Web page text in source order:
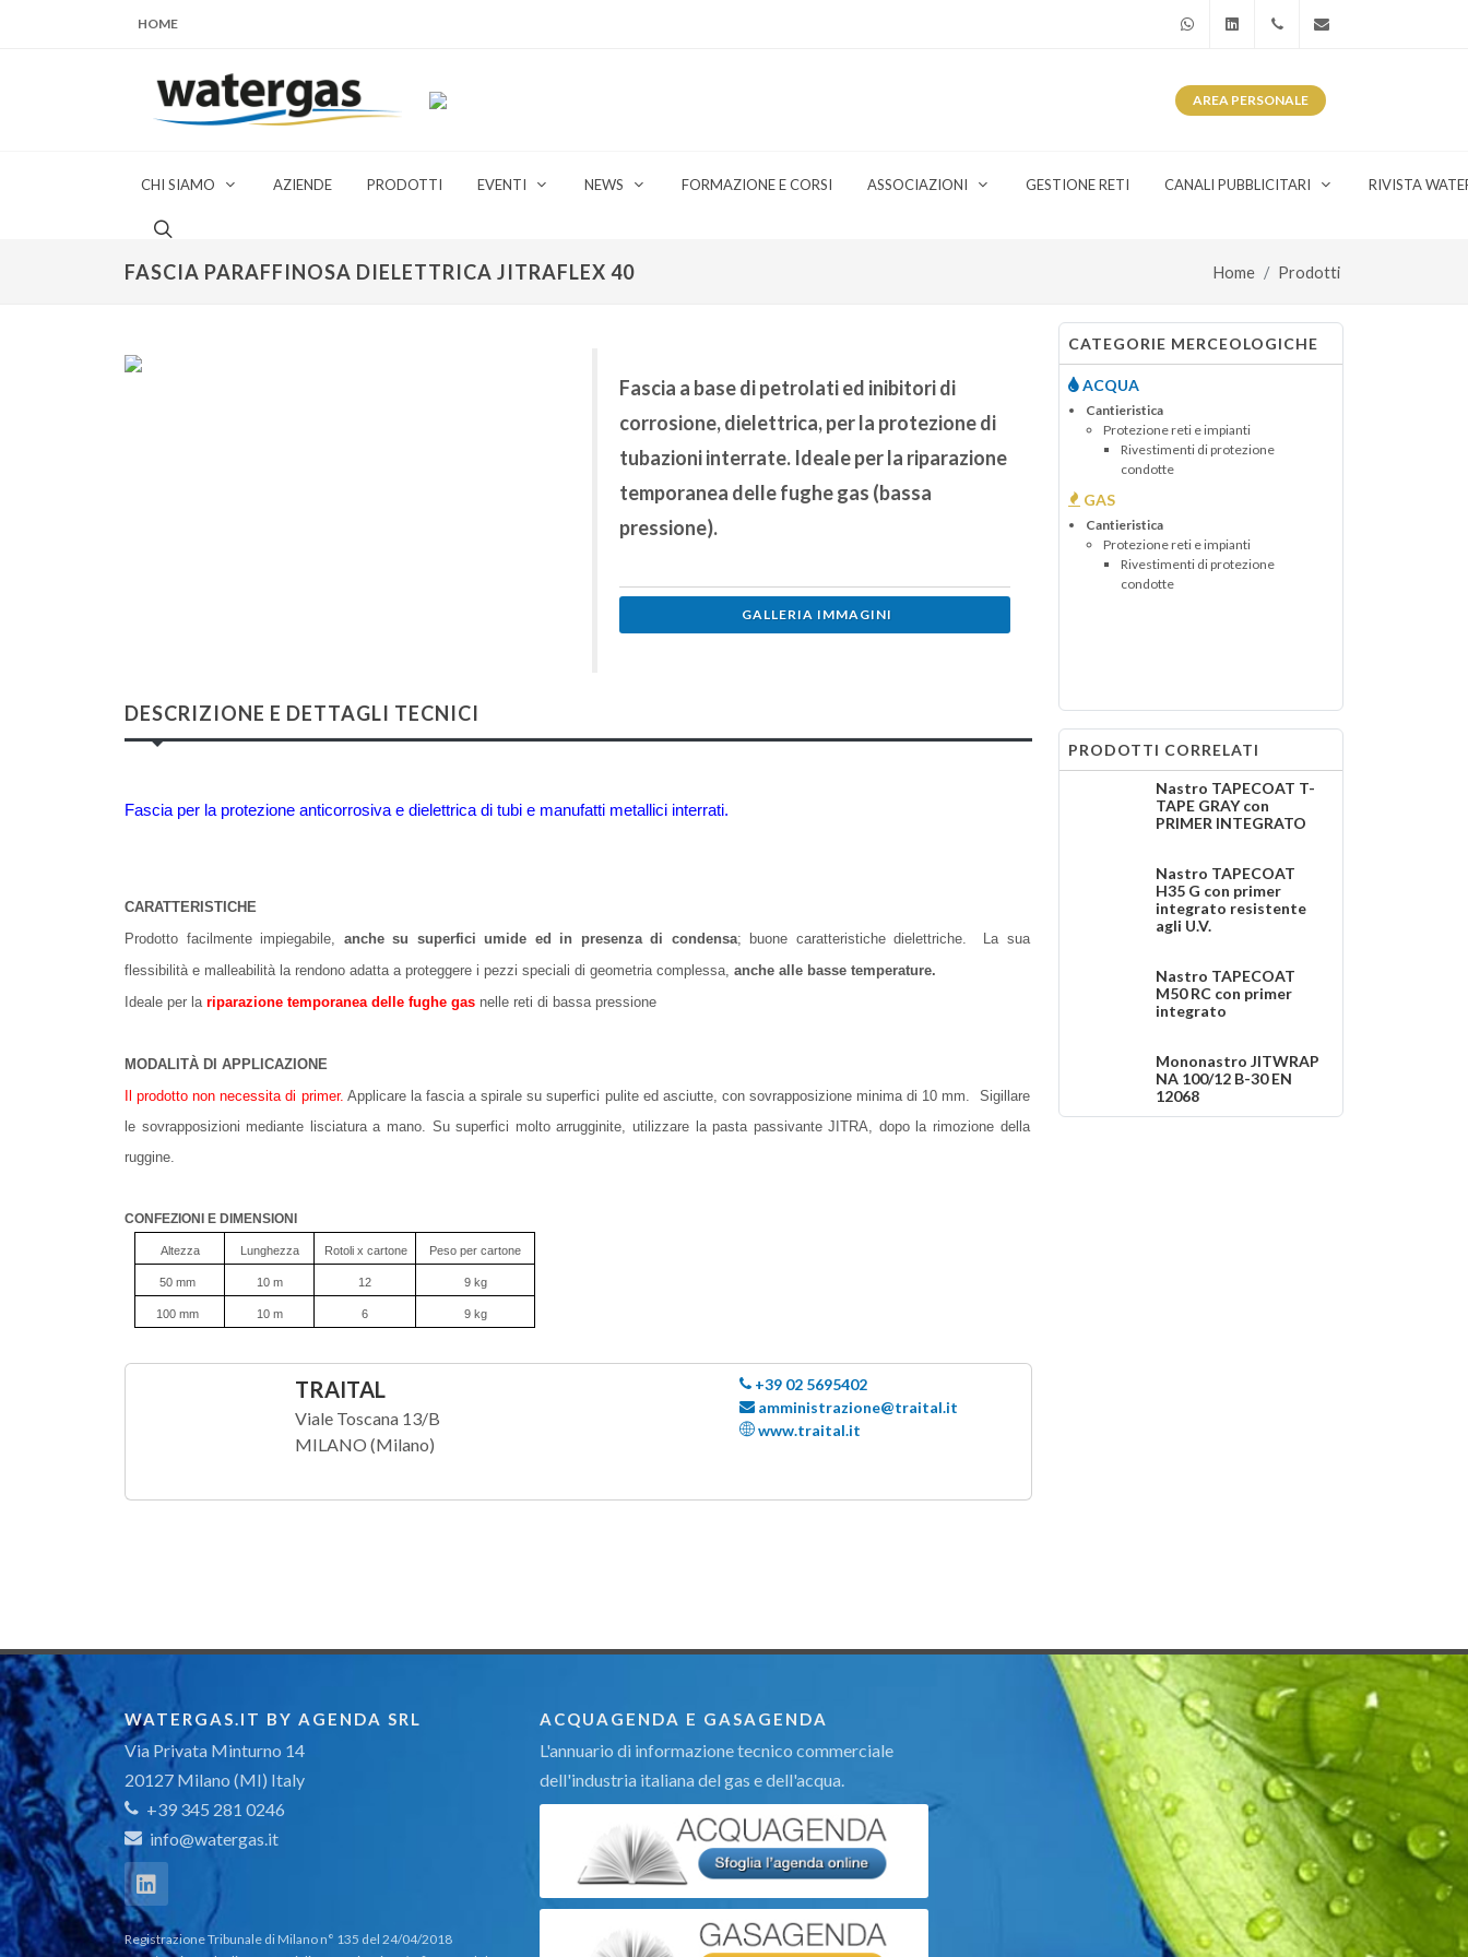
HOME WhatsAppLinkedin+39 345 281 0246
AREA PERSONALE
CHI SIAMO AZIENDE PRODOTTI EVENTI NEWS FORMAZIONE E CORSI ASSOCIAZIONI GESTIONE RETI CANALI PUBBLICITARI RIVISTA
FASCIA PARAFFINOSA DIELETTRICA JITRAFLEX 40 Home Prodotti
Fascia a base di petrolati ed inibitori di
corrosione, dielettrica, per la protezione di
tubazioni interrate. Ideale per la riparazione
temporanea delle fughe gas (bassa
pressione).
GALLERIA IMMAGINI
DESCRIZIONE E DETTAGLI TECNICI
Fascia per la protezione anticorrosiva e dielettrica di tubi e manufatti metallici interrati.
CARATTERISTICHE
Prodotto facilmente impiegabile, anche su superfici umide ed in presenza di condensa; buone caratteristiche dielettriche.
La sua
flessibilità e malleabilità la rendono adatta a proteggere i pezzi speciali di geometria complessa, anche alle basse temperature.
Ideale per la riparazione temporanea delle fughe gas nelle reti di bassa pressione
MODALITÀ DI APPLICAZIONE
Il prodotto non necessita di primer. Applicare la fascia a spirale su superfici pulite ed asciutte, con sovrapposizione minima di 10 mm.
Sigillare
le sovrapposizioni mediante lisciatura a mano. Su superfici molto arrugginite, utilizzare la pasta passivante JITRA, dopo la rimozione della
ruggine.
CONFEZIONI E DIMENSIONI
Altezza Lunghezza Rotoli x cartone Peso per cartone
50 mm 10 m 12 9 kg
100 mm 10 m 6 9 kg
TRAITAL
Viale Toscana 13/B
MILANO (Milano)
+39 02 5695402
amministrazione@traital.it
www.traital.it
CATEGORIE MERCEOLOGICHE
ACQUA
Cantieristica
Protezione reti e impianti
Rivestimenti di protezione
condotte
GAS
Cantieristica
Protezione reti e impianti
Rivestimenti di protezione
condotte
PRODOTTI CORRELATI
Nastro TAPECOAT T-
TAPE GRAY con
PRIMER INTEGRATO
Nastro TAPECOAT
H35 G con primer
integrato resistente
agli U.V.
Nastro TAPECOAT
M50 RC con primer
integrato
Mononastro JITWRAP
NA 100/12 B-30 EN
12068
COLLARI
DISTANZIATORI
Pasta KOLMAT
ELIOT
COLLARI di
RIPARAZIONE e
GIUNZIONE
ISOTEST - Holiday
Detector
WATERGAS.IT BY AGENDA SRL
Via Privata Minturno 14
20127 Milano (MI) Italy
+39 345 281 0246
info@watergas.it
Registrazione Tribunale di Milano n° 135 del 24/04/2018
ACQUAGENDA E GASAGENDA
L'annuario di informazione tecnico commerciale
dell'industria italiana del gas e dell'acqua.